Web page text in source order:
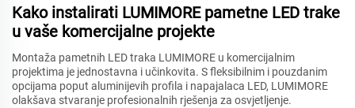
Kako instalirati LUMIMORE pametne LED trake
u vaše komercijalne projekte
Montaža pametnih LED traka LUMIMORE u komercijalnim
projektima je jednostavna i učinkovita. S fleksibilnim i pouzdanim
opcijama poput aluminijevih profila i napajalaca LED, LUMIMORE
olakšava stvaranje profesionalnih rješenja za osvjetljenje.